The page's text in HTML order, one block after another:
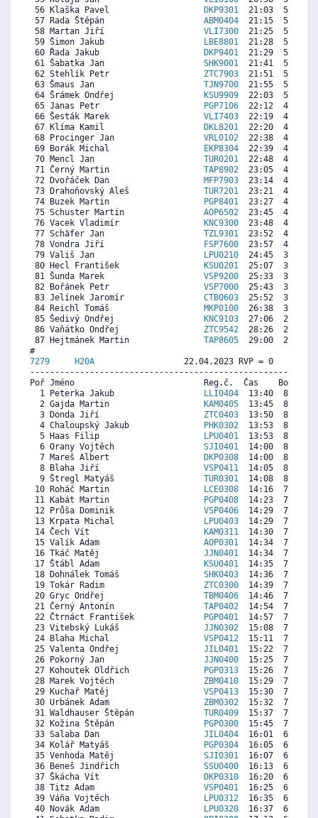
56 Klaška Pavel
DKP9301
21:03  5435
57 Rada Štěpán ABM0404
21:15  5350
58 Martan Jiří VLI7300
21:25  5278
59 Šimon Jakub
LBE8801
21:28  5257
60 Řada Jakub
DKP9401
21:29  5250
61 Šabatka Jan SHK9001
21:41  5164
62 Stehlík Petr ZTC7903
21:51  5093
63 Šmaus Jan TJN9700
21:55  5064
64 Šrámek Ondřej
KSU9909
22:03  5007
65 Janas Petr
PGP7106
22:12  4943
66 Šesták Marek VLI7403
22:19  4893
67 Klíma Kamil
DKL8201
22:20  4886
68 Procinger Jan VRL0102
22:38  4757
69 Borák Michal
EKP8304
22:39  4750
70 Mencl Jan TUR0201
22:48  4686
71 Černý Martin TAP8902
23:05  4565
72 Dvořáček Dan MFP7903
23:14  4501
73 Drahoňovský Aleš TUR7201
23:21  4451
74 Buzek Martin
PGP8401
23:27  4408
75 Schuster Martin AOP6502
23:45  4279
76 Vacek Vladimír
KNC9300
23:48  4258
77 Schäfer Jan TZL9301
23:52  4229
78 Vondra Jiří
FSP7600
23:57  4194
79 Vališ Jan
LPU0210
24:45  3851
80 Hecl František
KSU0201
25:07  3694
81 Šunda Marek VSP9200
25:33  3509
82 Bořánek Petr VSP7000
25:43  3437
83 Jelínek Jaromír CTB0603
25:52  3373
84 Reichl Tomáš MKP0100
26:38  3045
85 Šedivý Ondřej
KNC9103
27:06  2845
86 Vaňátko Ondřej ZTC9542
28:26  2274
87 Hejtmánek Martin TAP8605
29:00  2031
7279
H20A
22.04.2023 RVP = 0     IP
Poř Jméno                          Reg.č.  Čas    Body
  1 Peterka Jakub
LLI0404
13:40  8314
  2 Gajda Martin
KAM0405
13:45  8264
  3 Donda Jiří
ZTC0403
13:50  8214
  4 Chaloupský Jakub
PHK0302
13:53  8184
  5 Haas Filip
LPU0401
13:53  8184
  6 Orany Vojtěch
SJI0401
14:00  8114
  7 Mareš Albert
DKP0308
14:00  8114
  8 Blaha Jiří
VSP0411
14:05  8064
  9 Štregl Matyáš
TUR0301
14:08  8034
10 Roháč Martin
LCE0308
14:16  7954
11 Kabát Martin
PGP0408
14:23  7884
12 Průša Dominik VSP0406
14:29  7824
13 Krpata Michal
LPU0403
14:29  7824
14 Čech Vít
KAM0311
14:30  7814
15 Valík Adam AOP0301
14:34  7773
16 Tkáč Matěj JJN0401
14:34  7773
17 Štábl Adam
KSU0401
14:35  7763
18 Dohnálek Tomáš SHK0403
14:36  7753
19 Tokár Radim ZTC0300
14:39  7723
20 Gryc Ondřej TBM0406
14:46  7653
21 Černý Antonín TAP0402
14:54  7573
22 Čtrnáct František
PGP0401
14:57  7543
23 Vitebský Lukáš JJN0302
15:08  7433
24 Blaha Michal VSP0412
15:11  7403
25 Valenta Ondřej JIL0401
15:22  7293
26 Pokorný Jan JJN0400
15:25  7263
27 Kohoutek Oldřich
PGP0313
15:26  7253
28 Marek Vojtěch ZBM0410
15:29  7222
29 Kuchař Matěj VSP0413
15:30  7212
30 Urbánek Adam ZBM0302
15:32  7192
31 Waldhauser Štěpán TUR0409
15:37  7142
32 Kožina Štěpán
PGP0300
15:45  7062
33 Salaba Dan JIL0404
16:01  6902
34 Kolář Matyáš
PGP0304
16:05  6862
35 Venhoda Matěj SJI0301
16:07  6842
36 Beneš Jindřich SSU0400
16:13  6782
37 Škácha Vít
DKP0310
16:20  6712
38 Titz Adam VSP0401
16:25  6662
39 Váňa Vojtěch
LPU0312
16:35  6561
40 Novák Adam
LPU0320
16:37  6541